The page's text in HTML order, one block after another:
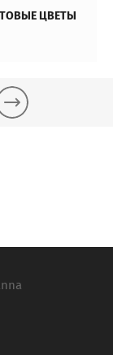
ЦВЕТЫ